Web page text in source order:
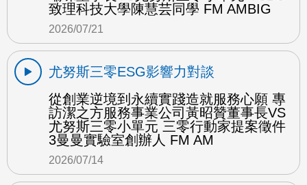
致理科技大學陳慧芸同學 FM AMBIG
2026/07/21
尤努斯三零ESG影響力對談
從創業逆境到永續實踐造就服務心願 專
訪潔之方服務事業公司黃昭贊董事長VS
尤努斯三零小單元 三零行動家提案徵件
3曼曼實驗室創辦人 FM AM
2026/07/14